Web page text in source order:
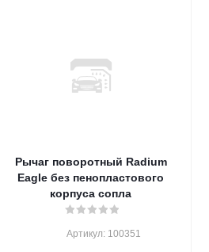
Рычаг поворотный Radium
Eagle без пенопластового
корпуса сопла
Артикул: 100351